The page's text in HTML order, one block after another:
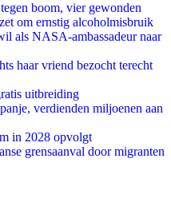
boom, vier gewonden
om ernstig alcoholmisbruik
als NASA-ambassadeur naar
haar vriend bezocht terecht
uitbreiding
verdienden miljoenen aan
in 2028 opvolgt
grensaanval door migranten